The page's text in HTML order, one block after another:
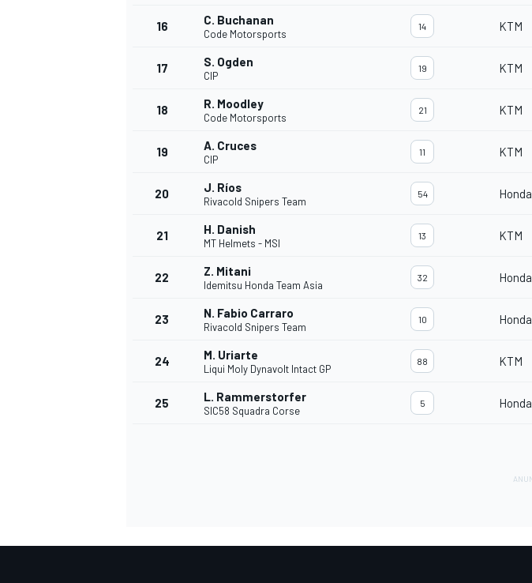
16 C. Buchanan
Code Motorsports
14 KTM
17 S. Ogden
CIP
19 KTM
18 R. Moodley
Code Motorsports
21 KTM
19 A. Cruces
CIP
11 KTM
20 J. Ríos
Rivacold Snipers Team
54 Honda
21 H. Danish
MT Helmets - MSI
13 KTM
22 Z. Mitani
Idemitsu Honda Team Asia
32 Honda
23 N. Fabio Carraro
Rivacold Snipers Team
10 Honda
24 M. Uriarte
Liqui Moly Dynavolt Intact GP
88 KTM
25 L. Rammerstorfer
SIC58 Squadra Corse
5 Honda